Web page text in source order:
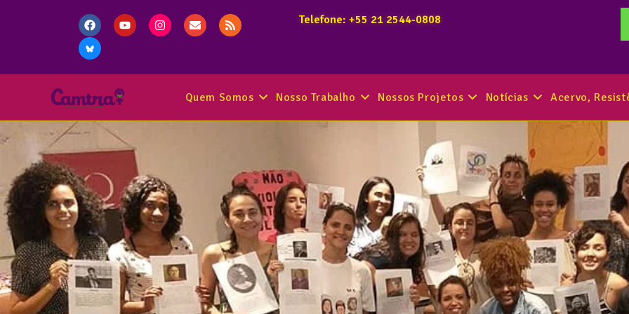
Telefone: +55 21 2544-0808
Quem Somos Nosso Trabalho Nossos Projetos Notícias Acervo,